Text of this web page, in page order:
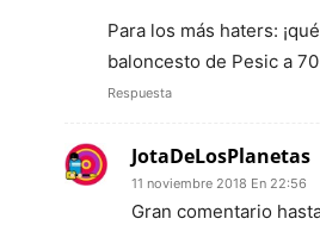
Para los más haters:
baloncesto de Pesic a
Respuesta
JotaDeLosPlanetas
11 noviembre 2018 En 22:56
Gran comentario